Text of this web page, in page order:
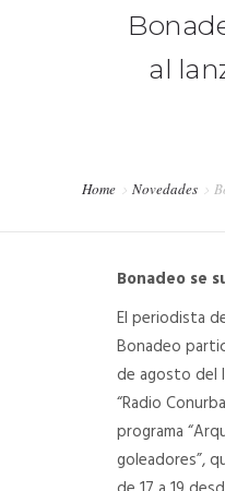
CALENDARIO ACADÉMICO
SIU-GUARANÍ
RADIO CONURBANA
al
Home Novedades
Bonadeo se
El periodista
Bonadeo
de agosto del
“Radio
programa
goleadores”,